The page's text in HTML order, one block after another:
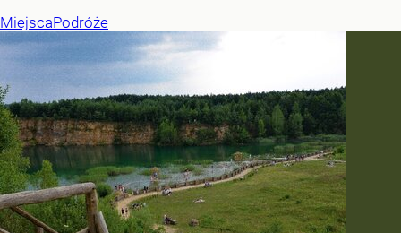
MiejscaPodróże